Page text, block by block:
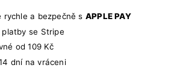
rychle a bezpečně s APPLE PAY
platby se Stripe
od 109 Kč
dní na vráceni